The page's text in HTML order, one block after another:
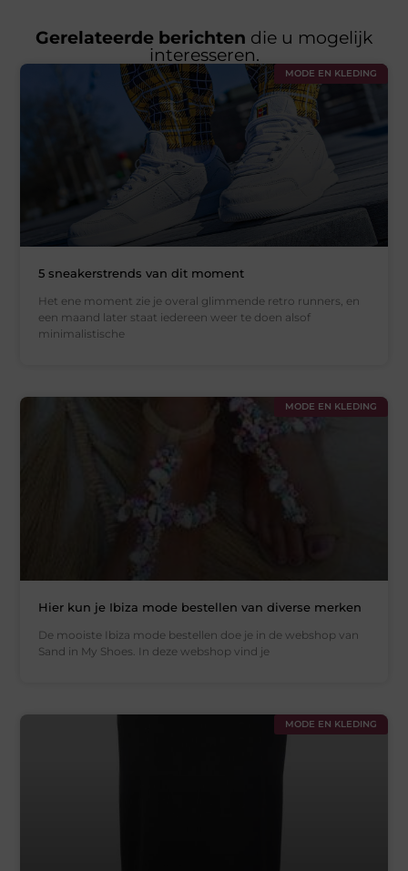
Gerelateerde berichten die u mogelijk
interesseren.
MODE EN KLEDING
5 sneakerstrends van dit moment
Het ene moment zie je overal glimmende retro runners, en
een maand later staat iedereen weer te doen alsof
minimalistische
MODE EN KLEDING
Hier kun je Ibiza mode bestellen van diverse merken
De mooiste Ibiza mode bestellen doe je in de webshop van
Sand in My Shoes. In deze webshop vind je
MODE EN KLEDING